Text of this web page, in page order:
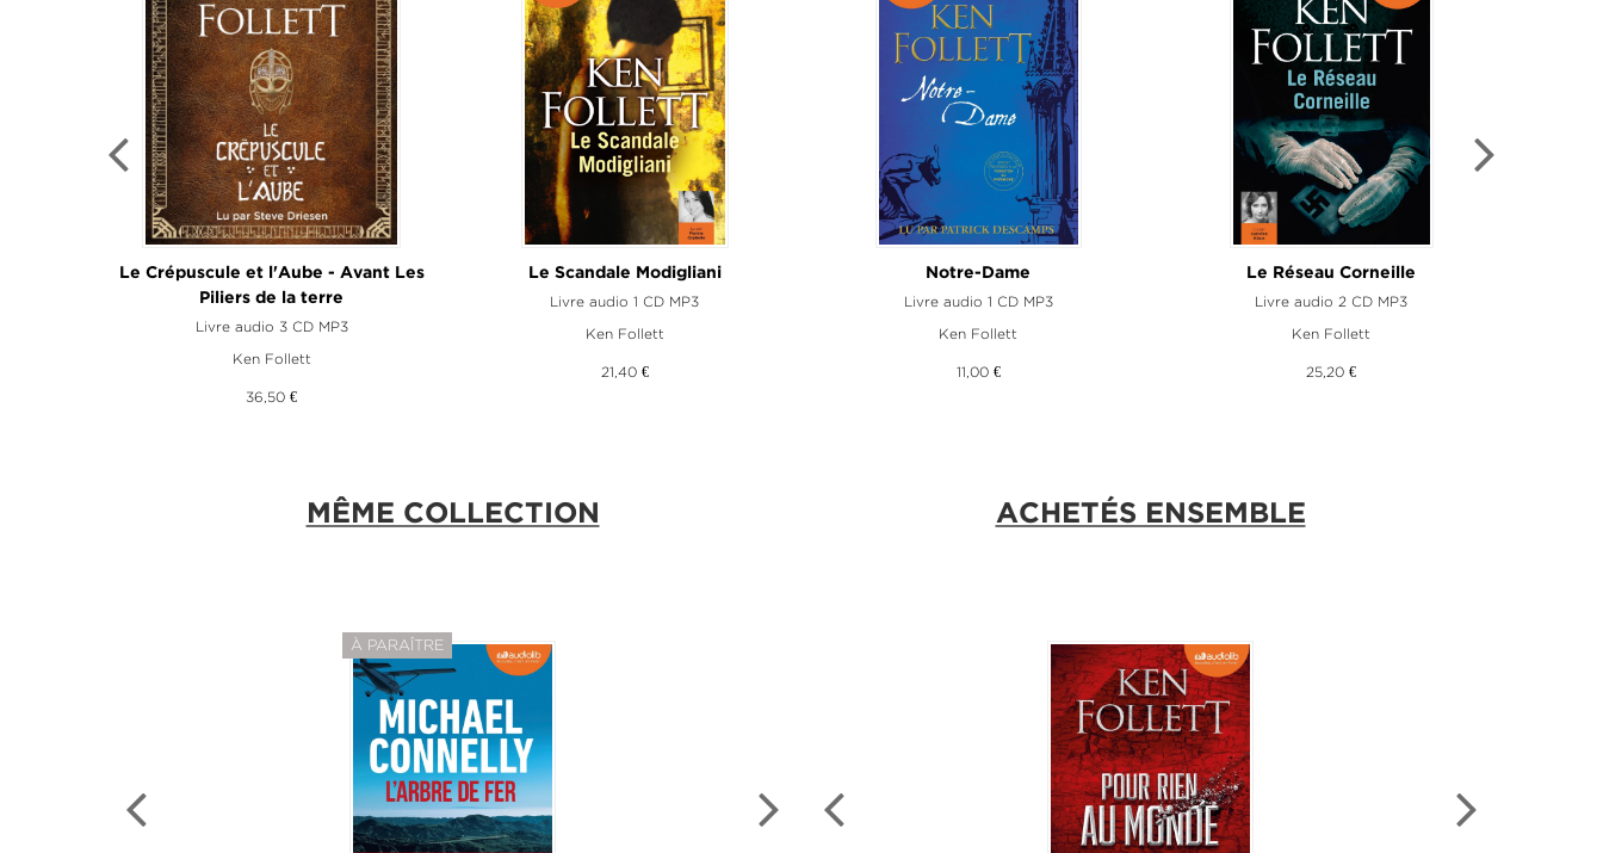
Le Crépuscule et l'Aube - Avant Les
Piliers de la terre
Livre audio 3 CD MP3
Ken Follett
36,50 €
Le Scandale Modigliani
Livre audio 1 CD MP3
Ken Follett
21,40 €
Notre-Dame
Livre audio 1 CD MP3
Ken Follett
11,00 €
Le Réseau Corneille
Livre audio 2 CD MP3
Ken Follett
25,20 €
MÊME COLLECTION
À PARAÎTRE NOUVEAUTÉ
ACHETÉS ENSEMBLE